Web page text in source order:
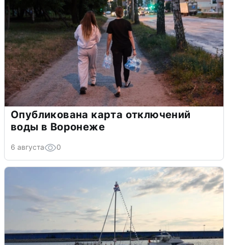
Опубликована карта отключений
воды в Воронеже
6 августа 0